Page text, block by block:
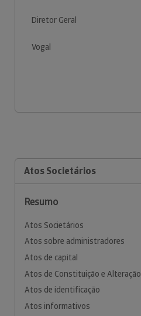
Diretor Geral
Vogal
Atos Societários
Resumo
Atos Societários
Atos sobre administradores
Atos de capital
Atos de Constituição e Alteração
Atos de identificação
Atos informativos